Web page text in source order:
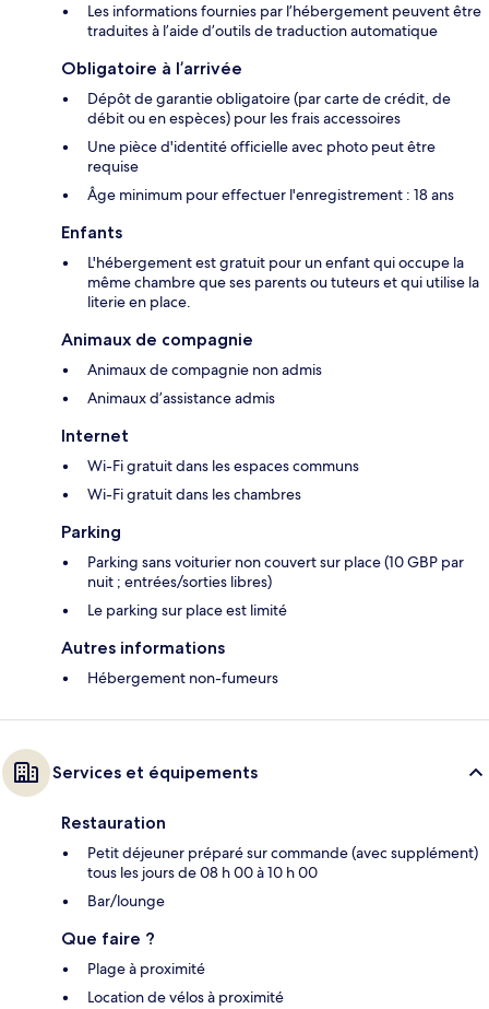
Les informations fournies par l’hébergement peuvent être
traduites à l’aide d’outils de traduction automatique
Obligatoire à l’arrivée
Dépôt de garantie obligatoire (par carte de crédit, de
débit ou en espèces) pour les frais accessoires
Une pièce d'identité officielle avec photo peut être
requise
Âge minimum pour effectuer l'enregistrement : 18 ans
Enfants
L'hébergement est gratuit pour un enfant qui occupe la
même chambre que ses parents ou tuteurs et qui utilise la
literie en place.
Animaux de compagnie
Animaux de compagnie non admis
Animaux d’assistance admis
Internet
Wi-Fi gratuit dans les espaces communs
Wi-Fi gratuit dans les chambres
Parking
Parking sans voiturier non couvert sur place (10 GBP par
nuit ; entrées/sorties libres)
Le parking sur place est limité
Autres informations
Hébergement non-fumeurs
Services et équipements
Restauration
Petit déjeuner préparé sur commande (avec supplément)
tous les jours de 08 h 00 à 10 h 00
Bar/lounge
Que faire ?
Plage à proximité
Location de vélos à proximité